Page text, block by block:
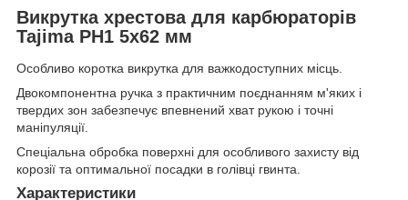
Викрутка хрестова для карбюраторів
Tajima PH1 5х62 мм
Особливо коротка викрутка для важкодоступних місць.
Двокомпонентна ручка з практичним поєднанням м'яких і
твердих зон забезпечує впевнений хват рукою і точні
маніпуляції.
Спеціальна обробка поверхні для особливого захисту від
корозії та оптимальної посадки в голівці гвинта.
Характеристики